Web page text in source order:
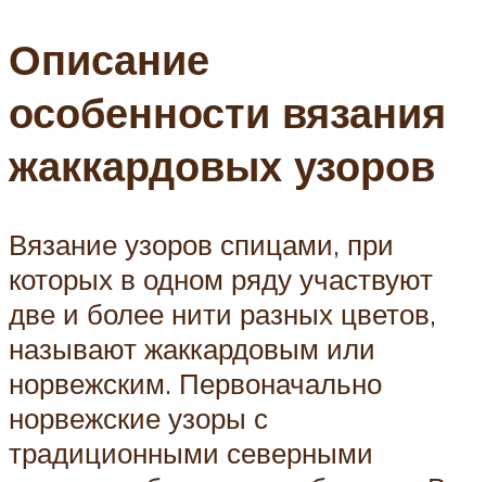
Описание
особенности вязания
жаккардовых узоров
Вязание узоров спицами, при
которых в одном ряду участвуют
две и более нити разных цветов,
называют жаккардовым или
норвежским. Первоначально
норвежские узоры с
традиционными северными